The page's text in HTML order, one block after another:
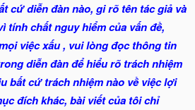
cứ diễn đàn nào, gi rõ tên tác giả và
tính chất nguy hiểm của vấn đề,
việc xấu , vui lòng đọc thông tin
diễn đàn để hiểu rõ trách nhiệm
bất cứ trách nhiệm nào về việc lợi
đích khác, bài viết của tôi chỉ